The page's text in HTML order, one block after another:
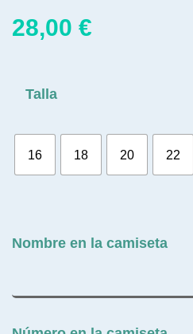
28,00 €
Talla
16 18 20 22
Nombre en la camiseta